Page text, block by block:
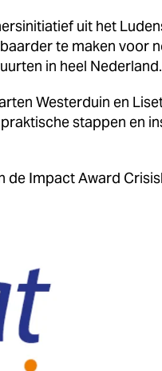
uit het
te maken voor
in heel Nederland.
Westerduin en
stappen en
de Impact Award